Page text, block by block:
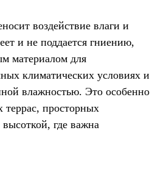
воздействие влаги и
и не поддается гниению,
материалом для
климатических условиях и
влажностью. Это особенно
террас, просторных
где важна